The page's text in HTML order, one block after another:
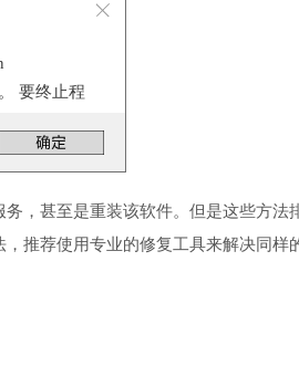
要终止程
，甚至是重装该软件。但是这些方法
推荐使用专业的修复工具来解决同样